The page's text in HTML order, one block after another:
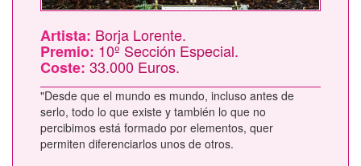
Artista: Borja Lorente.
Premio: 10º Sección Especial.
Coste: 33.000 Euros.
"Desde que el mundo es mundo, incluso antes de
serlo, todo lo que existe y también lo que no
percibimos está formado por elementos, quer
permiten diferenciarlos unos de otros.